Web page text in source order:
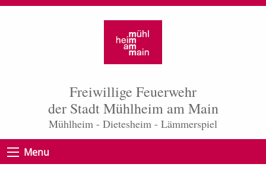
Freiwillige Feuerwehr
der Stadt Mühlheim am Main
Mühlheim - Dietesheim - Lämmerspiel
Menu